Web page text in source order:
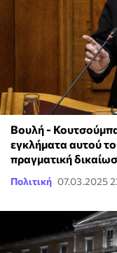
Βουλή -
εγκλήματα αυτού
πραγματική
Πολιτική 07.03.2025